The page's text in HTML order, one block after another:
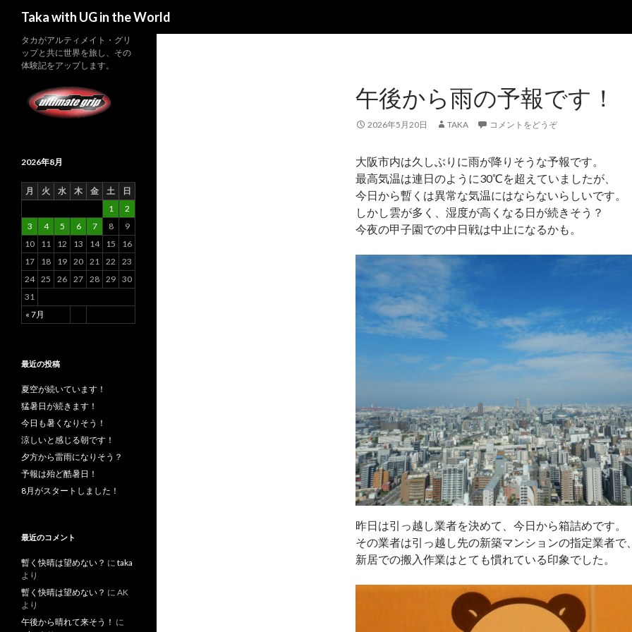
Taka with UG in the World
午後から雨の予報です！
2026年5月20日 TAKA コメントをどうぞ
大阪市内は久しぶりに雨が降りそうな予報です。
最高気温は連日のように30℃を超えていましたが、
今日から暫くは異常な気温にはならないらしいです。
しかし雲が多く、湿度が高くなる日が続きそう？
今夜の甲子園での中日戦は中止になるかも。
昨日は引っ越し業者を決めて、今日から箱詰めです。
その業者は引っ越し先の新築マンションの指定業者で
新居での搬入作業はとても慣れている印象でした。
タカがアルティメイト・グリ
ップと共に世界を旅し、その
体験記をアップします。
2026年8月
月 火 水 木 金 土 日
« 7月
1
2
3
4 5 6 7 8
9
10
11 12 13 14 15
16
17
18 19 20 21 22
23
24 25 26 27 28 29 30
31
最近の投稿
夏空が続いています！
猛暑日が続きます！
今日も暑くなりそう！
涼しいと感じる朝です！
夕方から雷雨になりそう？
予報は殆ど酷暑日！
8月がスタートしました！
最近のコメント
暫く快晴は望めない？ に taka
より
暫く快晴は望めない？ に AK
より
午後から晴れて来そう！ に